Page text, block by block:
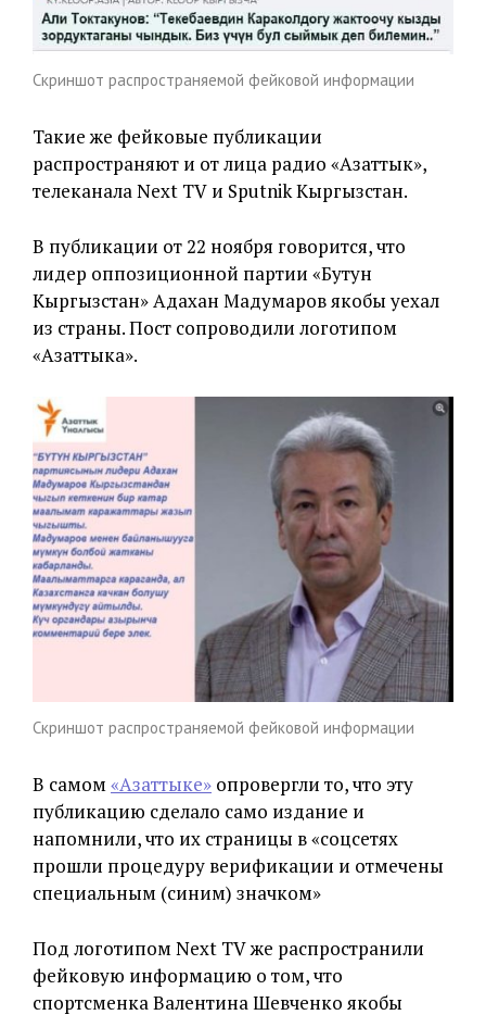
Скриншот распространяемой фейковой информации
Такие же фейковые публикации
распространяют и от лица радио «Азаттык»,
телеканала Next TV и Sputnik Кыргызстан.
В публикации от 22 ноября говорится, что
лидер оппозиционной партии «Бутун
Кыргызстан» Адахан Мадумаров якобы уехал
из страны. Пост сопроводили логотипом
«Азаттыка».
Скриншот распространяемой фейковой информации
В самом«Азаттыке» опровергли то, что эту
публикацию сделало само издание и
напомнили, что их страницы в «соцсетях
прошли процедуру верификации и отмечены
специальным (синим) значком»
Под логотипом Next TV же распространили
фейковую информацию о том, что
спортсменка Валентина Шевченко якобы